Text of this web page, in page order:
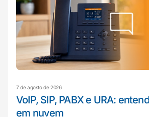
7 de agosto de 2026
VoIP, SIP, PABX e URA:
em nuvem